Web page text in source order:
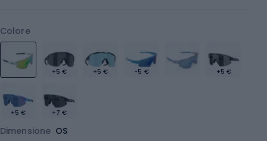
Colore
+5 € +5 € -5 € +5 €
+5 € +7 €
Dimensione OS